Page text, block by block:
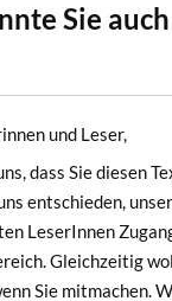
Sie
und Leser,
dass Sie diesen
entschieden,
LeserInnen
Gleichzeitig
Sie mitmachen.